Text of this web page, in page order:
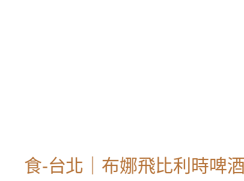
食-台北｜布娜飛比利時啤